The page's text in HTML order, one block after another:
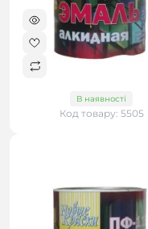
В наявності
Код товару: 5505